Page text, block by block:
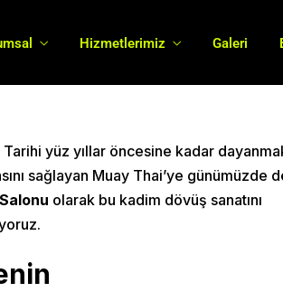
Hizmetlerimiz Galeri
Boxinghall 10 Kasım 2020
yüz yıllar öncesine kadar
sağlayan Muay Thai’ye günümüzde
olarak bu kadim dövüş sanatını